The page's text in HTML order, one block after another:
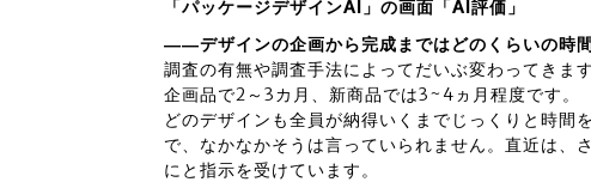
「パッケージデザインAI」の画面「AI評価」
――デザインの企画から完成まではどのくらいの時
調査の有無や調査手法によってだいぶ変わってきま
企画品で2～3カ月、新商品では3~4ヵ月程度です。
どのデザインも全員が納得いくまでじっくりと時間
で、なかなかそうは言っていられません。直近は、
にと指示を受けています。